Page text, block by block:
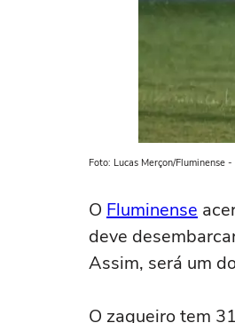
Foto: Lucas Merçon/Fluminense
O Fluminense
deve
Assim, será um
O zagueiro tem